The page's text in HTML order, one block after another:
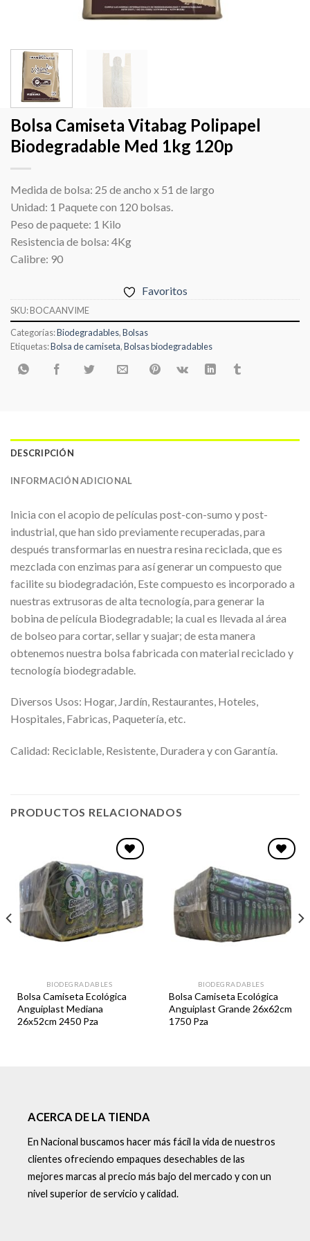
Bolsa Camiseta Vitabag Polipapel
Biodegradable Med 1kg 120p
Medida de bolsa: 25 de ancho x 51 de largo
Unidad: 1 Paquete con 120 bolsas.
Peso de paquete: 1 Kilo
Resistencia de bolsa: 4Kg
Calibre: 90
Favoritos
SKU:BOCAANVIME
Categorías:Biodegradables,Bolsas
Etiquetas:Bolsa de camiseta,Bolsas biodegradables
DESCRIPCIÓN
INFORMACIÓN ADICIONAL
Inicia con el acopio de películas post-con-sumo y post-
industrial, que han sido previamente recuperadas, para
después transformarlas en nuestra resina reciclada, que es
mezclada con enzimas para así generar un compuesto que
facilite su biodegradación, Este compuesto es incorporado a
nuestras extrusoras de alta tecnología, para generar la
bobina de película Biodegradable; la cual es llevada al área
de bolseo para cortar, sellar y suajar; de esta manera
obtenemos nuestra bolsa fabricada con material reciclado y
tecnología biodegradable.
Diversos Usos: Hogar, Jardín, Restaurantes, Hoteles,
Hospitales, Fabricas, Paquetería, etc.
Calidad: Reciclable, Resistente, Duradera y con Garantía.
PRODUCTOS RELACIONADOS
Favoritos
BIODEGRADABLES
Bolsa Camiseta Ecológica
Anguiplast Mediana
26x52cm 2450 Pza
Favoritos
BIODEGRADABLES
Bolsa Camiseta Ecológica
Anguiplast Grande 26x62cm
1750 Pza
ACERCA DE LA TIENDA
En Nacional buscamos hacer más fácil la vida de nuestros
clientes ofreciendo empaques desechables de las
mejores marcas al precio más bajo del mercado y con un
nivel superior de servicio y calidad.